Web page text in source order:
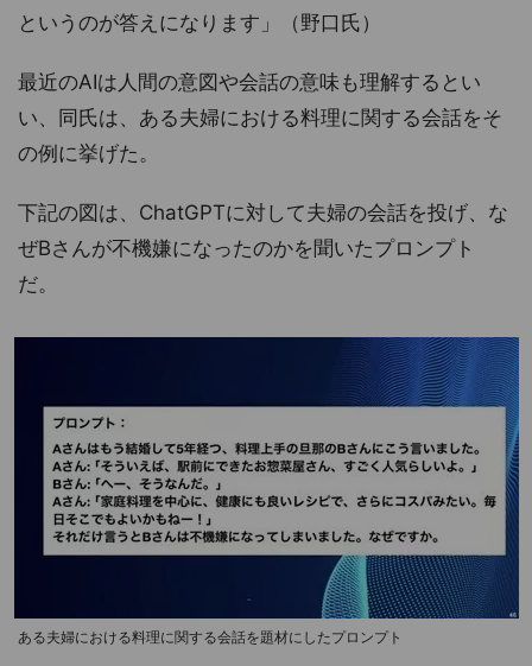
というのが答えになります」（野口氏）
最近のAIは人間の意図や会話の意味も理解するとい
い、同氏は、ある夫婦における料理に関する会話をそ
の例に挙げた。
下記の図は、ChatGPTに対して夫婦の会話を投げ、な
ぜBさんが不機嫌になったのかを聞いたプロンプト
だ。
ある夫婦における料理に関する会話を題材にしたプロンプト